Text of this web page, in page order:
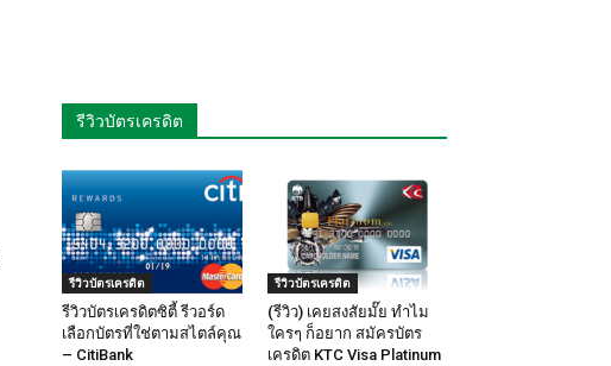
รีวิวบัตรเครดิต
รีวิวบัตรเครดิต
รีวิวบัตรเครดิตซิตี้ รีวอร์ด
เลือกบัตรที่ใช่ตามสไตล์คุณ
– CitiBank
รีวิวบัตรเครดิต
(รีวิว) เคยสงสัยมั๊ย ทำไม
ใครๆ ก็อยาก สมัครบัตร
เครดิต KTC Visa Platinum